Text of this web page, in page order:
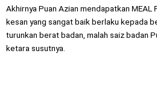
Akhirnya Puan Azian mendapatkan MEAL
kesan yang sangat baik berlaku kepada
turunkan berat badan, malah saiz badan
ketara susutnya.